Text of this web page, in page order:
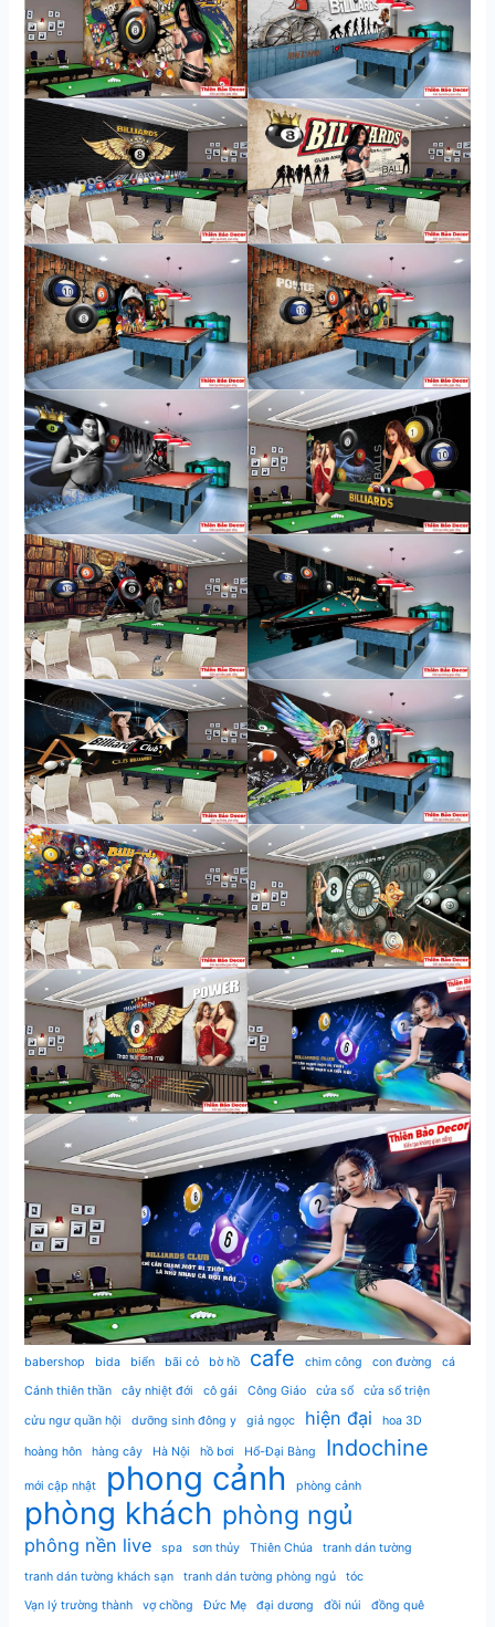
babershop bida biển bãi cỏ bờ hồ cafe chim công con đường
cá
Cánh thiên thần
cây nhiệt đới cô gái Công Giáo cửa sổ cửa sổ triện
cửu ngư quần hội dưỡng sinh đông y giả ngọc hiện đại hoa 3D
hoàng hôn hàng cây Hà Nội hồ bơi Hổ-Đại Bàng Indochine
mới cập nhật phong cảnh phòng cảnh
phòng khách phòng ngủ
phông nền live spa sơn thủy Thiên Chúa
tranh dán tường
tranh dán tường khách sạn
tranh dán tường phòng ngủ
tóc
Vạn lý trường thành
vợ chồng Đức Mẹ đại dương đồi núi đồng quê